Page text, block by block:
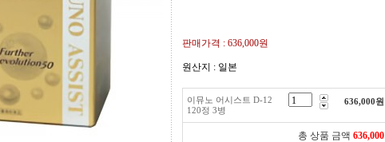
판매가격 : 636,000원
원산지 : 일본
이뮤노 어시스트 D-12
120정 3병
636,000원
총 상품 금액 636,000